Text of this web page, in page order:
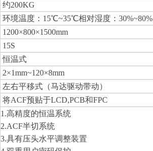
约200KG
环境温度：15℃~35℃相对湿度：30%~80%
1200×800×1500mm
15S
恒温式
2×1mm~120×8mm
左右平移式（马达驱动带动）
将ACF预贴于LCD,PCB和FPC
1.高精度的恒温系统
2.ACF半切系统
3.具有压头水平调整装置